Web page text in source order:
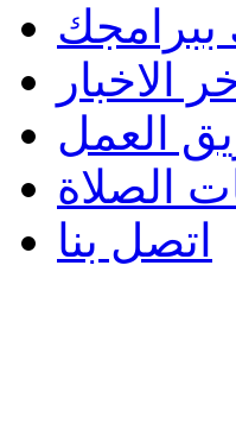
الاخبار
العمل
الصلاة
اتصل بنا